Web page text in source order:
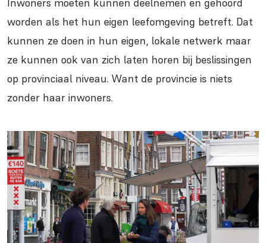
Inwoners moeten kunnen deelnemen en gehoord
worden als het hun eigen leefomgeving betreft. Dat
kunnen ze doen in hun eigen, lokale netwerk maar
ze kunnen ook van zich laten horen bij beslissingen
op provinciaal niveau. Want de provincie is niets
zonder haar inwoners.